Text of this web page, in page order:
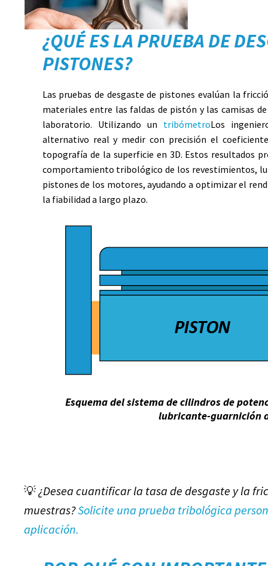
¿QUÉ ES LA PRUEBA DE
PISTONES?
Las pruebas de desgaste de pistones evalúan la
materiales entre las faldas de pistón y las camisas
laboratorio. Utilizando un tribómetroLos
alternativo real y medir con precisión el
topografía de la superficie en 3D. Estos resultados
comportamiento tribológico de los revestimientos,
pistones de los motores, ayudando a optimizar el
la fiabilidad a largo plazo.
Esquema del sistema de cilindros de
lubricante-guarnición
💡¿Desea cuantificar la tasa de desgaste y la
muestras?Solicite una prueba tribológica
aplicación.